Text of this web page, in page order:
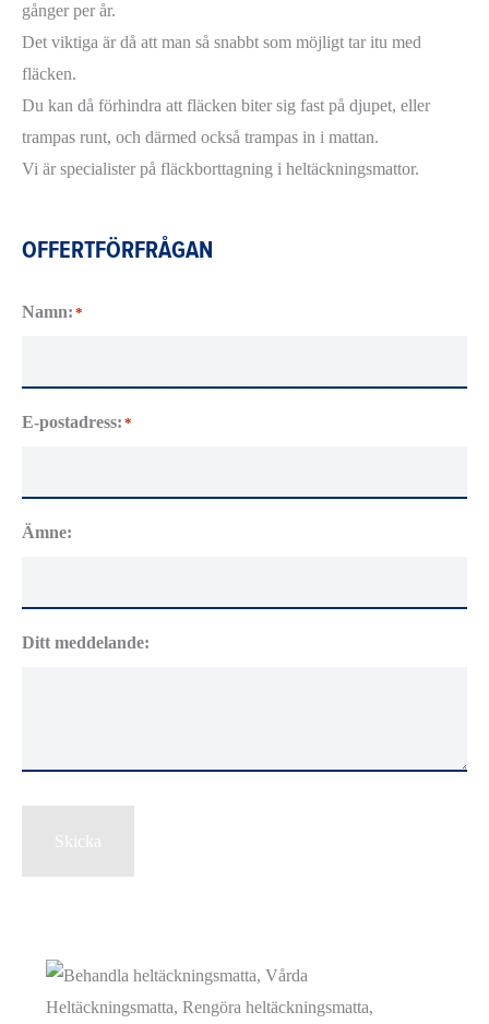
gånger per år.
Det viktiga är då att man så snabbt som möjligt tar itu med
fläcken.
Du kan då förhindra att fläcken biter sig fast på djupet, eller
trampas runt, och därmed också trampas in i mattan.
Vi är specialister på fläckborttagning i heltäckningsmattor.
OFFERTFÖRFRÅGAN
Namn: *
E-postadress: *
Ämne:
Ditt meddelande:
Skicka